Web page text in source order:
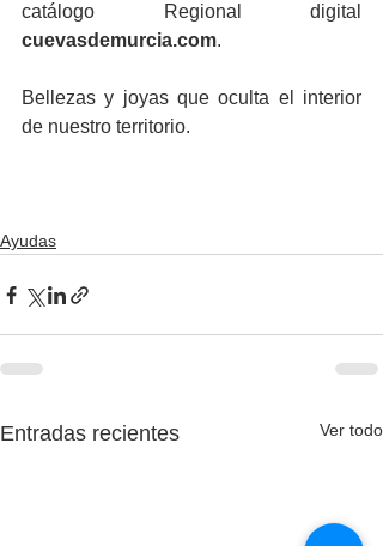
cuevasdemurcia.com.
Bellezas y joyas que oculta el interior
de nuestro territorio.
Ayudas
Entradas recientes Ver todo